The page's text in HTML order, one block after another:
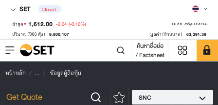
SET Closed
ล่าสุด 1,612.00 -2.64 (-0.16%) 08 ส.ค. 2569 03:20:14
ปริมาณ ('000 หุ้น) 9,800,107 มูลค่า (ล้านบาท) 63,391.38
ค้นหาชื่อย่อ
/ Factsheet
หน้าหลัก ... ข้อมูลผู้ถือหุ้น
SNC